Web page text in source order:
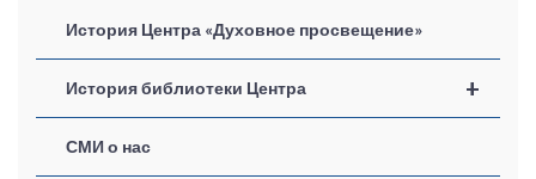
История Центра «Духовное просвещение»
+
История библиотеки Центра
СМИ о нас